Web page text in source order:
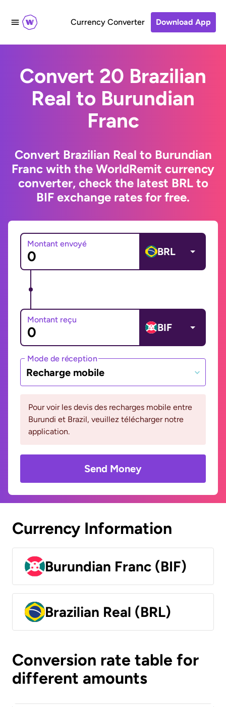
Currency Converter Download App
Convert 20 Brazilian
Real to Burundian
Franc
Convert Brazilian Real to Burundian
Franc with the WorldRemit currency
converter, check the latest BRL to
BIF exchange rates for free.
Montant envoyé
BRL
Montant reçu
BIF
Mode de réception
Recharge mobile
Pour voir les devis des recharges mobile entre
Burundi et Brazil, veuillez télécharger notre
application.
Send Money
Currency Information
Burundian Franc (BIF)
Brazilian Real (BRL)
Conversion rate table for
different amounts